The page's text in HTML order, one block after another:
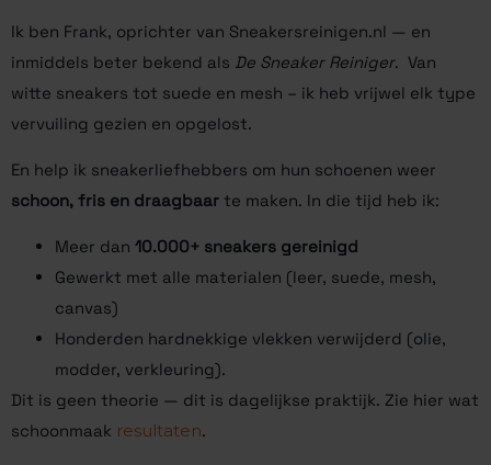
Ik ben Frank, oprichter van Sneakersreinigen.nl — en
inmiddels beter bekend als De Sneaker Reiniger. Van
witte sneakers tot suede en mesh – ik heb vrijwel elk type
vervuiling gezien en opgelost.
En help ik sneakerliefhebbers om hun schoenen weer
schoon, fris en draagbaar te maken. In die tijd heb ik:
Meer dan 10.000+ sneakers gereinigd
Gewerkt met alle materialen (leer, suede, mesh,
canvas)
Honderden hardnekkige vlekken verwijderd (olie,
modder, verkleuring).
Dit is geen theorie — dit is dagelijkse praktijk. Zie hier wat
schoonmaak resultaten.